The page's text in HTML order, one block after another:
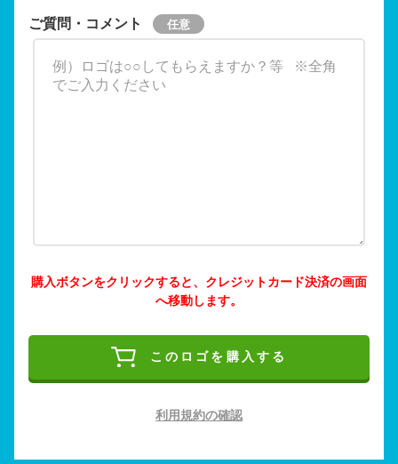
ご質問・コメント
購入ボタンをクリックすると、クレジットカード決済の画面
へ移動します。
このロゴを購入する
利用規約の確認